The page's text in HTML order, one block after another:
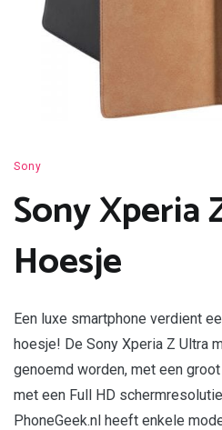
Sony
Sony Xperia
Hoesje
Een luxe smartphone verdient
hoesje! De Sony Xperia Z Ultra
genoemd worden, met een
met een Full HD
PhoneGeek.nl heeft enkele